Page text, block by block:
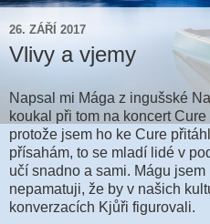
26. ZÁŘÍ 2017
Vlivy a vjemy
Napsal mi Mága z ingušské
koukal při tom na koncert
protože jsem ho ke Cure
přísahám, to se mladí lidé v
učí snadno a sami. Mágu
nepamatuji, že by v našich
konverzacích Kjůři figurovali.